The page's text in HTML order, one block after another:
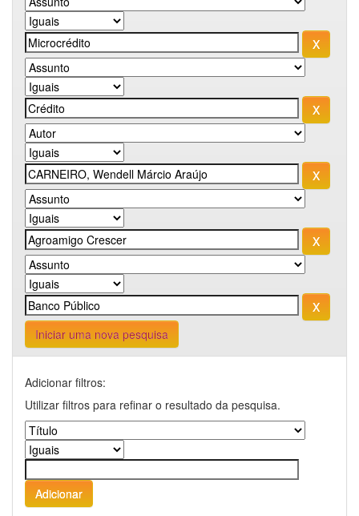
Iniciar uma nova pesquisa
Adicionar filtros:
Utilizar filtros para refinar o resultado da pesquisa.